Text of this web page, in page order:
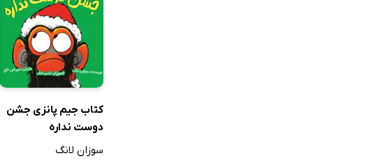
کتاب جیم پانزی جشن
دوست نداره
سوزان لانگ